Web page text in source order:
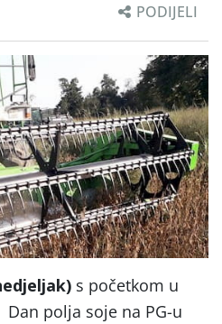
PODIJELI
s početkom u
polja soje na PG-u